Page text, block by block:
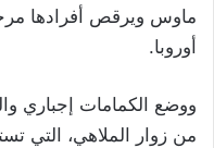
ماوس ويرقص أفرادها
أوروبا.
ووضع الكمامات إجباري
من زوار الملاهي، التي